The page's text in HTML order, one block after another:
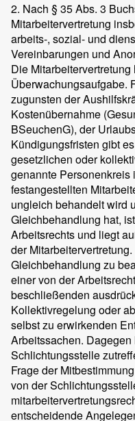
2. Nach § 35 Abs. 3
Mitarbeitervertretung
arbeits-, sozial- und
Vereinbarungen und
Die
Überwachungsaufgabe.
zugunsten der
Kostenübernahme
BSeuchenG), der
Kündigungsfristen gibt
gesetzlichen oder
genannte Personenkreis
festangestellten
ungleich behandelt wird
Gleichbehandlung hat,
Arbeitsrechts und liegt
der
Gleichbehandlung zu
einer von der
beschließenden
Kollektivregelung oder
selbst zu erwirkenden
Arbeitssachen.
Schlichtungsstelle
Frage der
von der
entscheidende